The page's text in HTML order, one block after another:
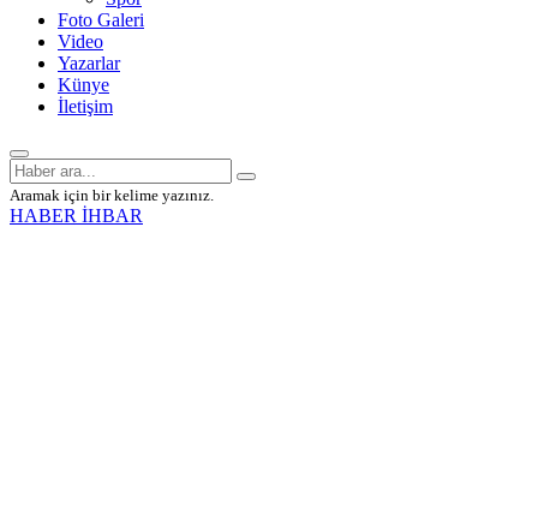
Foto Galeri
Video
Yazarlar
Künye
İletişim
Aramak için bir kelime yazınız.
HABER İHBAR